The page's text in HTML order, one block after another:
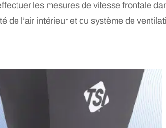
les mesures de vitesse frontale
de l’air intérieur et du système de